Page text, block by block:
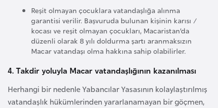
Reşit olmayan çocuklara vatandaşlığa alınma
garantisi verilir. Başvuruda bulunan kişinin karısı /
kocası ve reşit olmayan çocukları, Macaristan’da
düzenli olarak 8 yılı doldurma şartı aranmaksızın
Macar vatandaşı olma hakkına sahip olabilirler.
4. Takdir yoluyla Macar vatandaşlığının kazanılması
Herhangi bir nedenle Yabancılar Yasasının kolaylaştırılmış
vatandaşlık hükümlerinden yararlanamayan bir göçmen,
a
o